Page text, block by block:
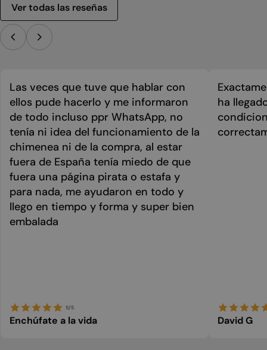
Ver todas las reseñas
Las veces que tuve que hablar con
ellos pude hacerlo y me informaron
de todo incluso ppr WhatsApp, no
tenía ni idea del funcionamiento de la
chimenea ni de la compra, al estar
fuera de España tenía miedo de que
fuera una página pirata o estafa y
para nada, me ayudaron en todo y
llego en tiempo y forma y super bien
embalada
5/5
Enchúfate a la vida
ha
David G